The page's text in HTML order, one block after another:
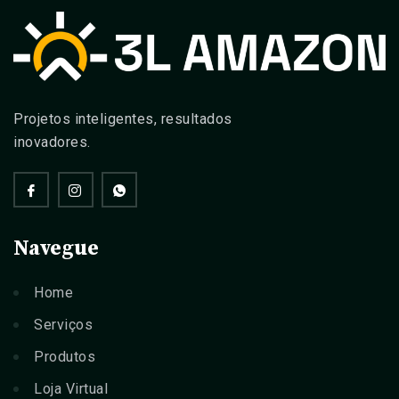
Projetos inteligentes, resultados
inovadores.
Navegue
Home
Serviços
Produtos
Loja Virtual